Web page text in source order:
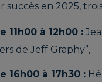
LEFEVRE Marie-
Ève | O-
succès en 2025,
11h00 à 12h00 :
de Jeff Graphy”,
16h00 à 17h30 :